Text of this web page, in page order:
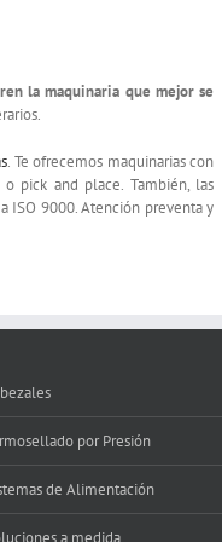
la maquinaria que mejor se
. Te ofrecemos maquinarias con
pick and place. También, las
ISO 9000. Atención preventa y
por Presión
de Alimentación
a medida